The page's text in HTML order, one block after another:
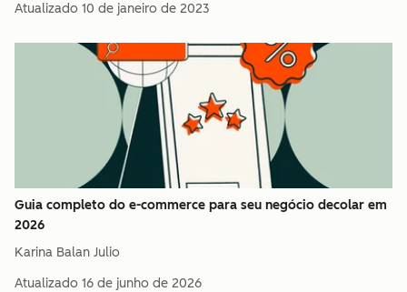
Atualizado 10 de janeiro de 2023
Guia completo do e-commerce para seu negócio decolar em
2026
Karina Balan Julio
Atualizado 16 de junho de 2026